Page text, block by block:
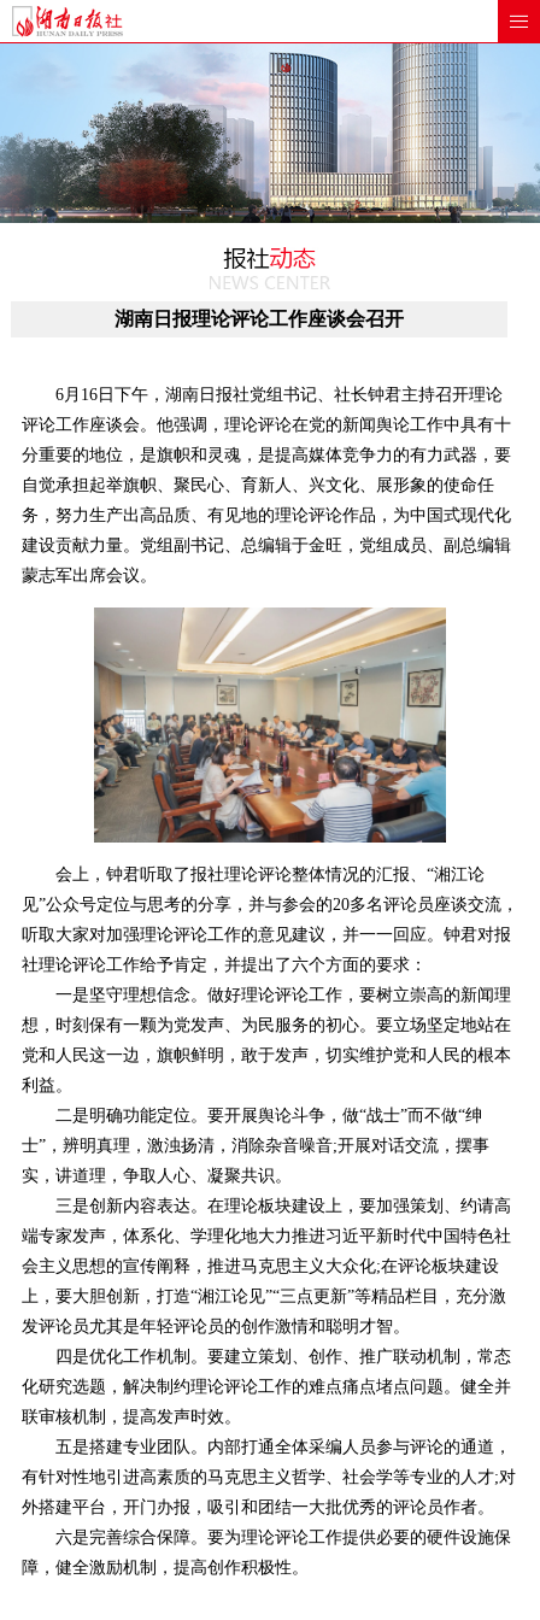
湖南日报理论评论工作座谈会召开
6月16日下午，湖南日报社党组书记、社长钟君主持召开理论
评论工作座谈会。他强调，理论评论在党的新闻舆论工作中具有十
分重要的地位，是旗帜和灵魂，是提高媒体竞争力的有力武器，要
自觉承担起举旗帜、聚民心、育新人、兴文化、展形象的使命任
务，努力生产出高品质、有见地的理论评论作品，为中国式现代化
建设贡献力量。党组副书记、总编辑于金旺，党组成员、副总编辑
蒙志军出席会议。
会上，钟君听取了报社理论评论整体情况的汇报、“湘江论
见”公众号定位与思考的分享，并与参会的20多名评论员座谈交流，
听取大家对加强理论评论工作的意见建议，并一一回应。钟君对报
社理论评论工作给予肯定，并提出了六个方面的要求：
一是坚守理想信念。做好理论评论工作，要树立崇高的新闻理
想，时刻保有一颗为党发声、为民服务的初心。要立场坚定地站在
党和人民这一边，旗帜鲜明，敢于发声，切实维护党和人民的根本
利益。
二是明确功能定位。要开展舆论斗争，做“战士”而不做“绅
士”，辨明真理，激浊扬清，消除杂音噪音;开展对话交流，摆事
实，讲道理，争取人心、凝聚共识。
三是创新内容表达。在理论板块建设上，要加强策划、约请高
端专家发声，体系化、学理化地大力推进习近平新时代中国特色社
会主义思想的宣传阐释，推进马克思主义大众化;在评论板块建设
上，要大胆创新，打造“湘江论见”“三点更新”等精品栏目，充分激
发评论员尤其是年轻评论员的创作激情和聪明才智。
四是优化工作机制。要建立策划、创作、推广联动机制，常态
化研究选题，解决制约理论评论工作的难点痛点堵点问题。健全并
联审核机制，提高发声时效。
五是搭建专业团队。内部打通全体采编人员参与评论的通道，
有针对性地引进高素质的马克思主义哲学、社会学等专业的人才;对
外搭建平台，开门办报，吸引和团结一大批优秀的评论员作者。
六是完善综合保障。要为理论评论工作提供必要的硬件设施保
障，健全激励机制，提高创作积极性。